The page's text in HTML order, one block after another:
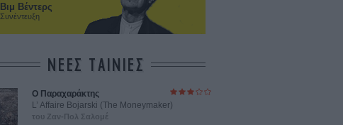
Βιμ Βέντερς
Συνέντευξη
ΝΕΕΣ ΤΑΙΝΙΕΣ
Ο Παραχαράκτης
L’ Affaire Bojarski (The Moneymaker)
του Ζαν-Πολ Σαλομέ